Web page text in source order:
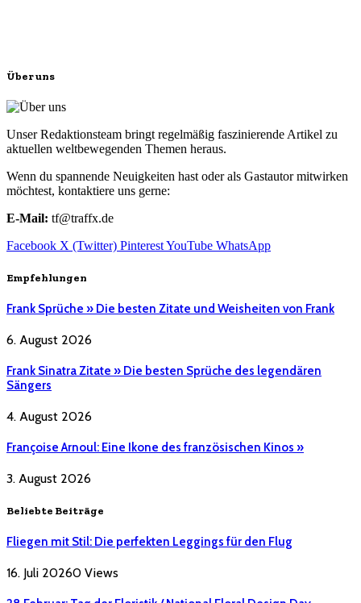
Über uns
Unser Redaktionsteam bringt regelmäßig faszinierende Artikel zu
aktuellen weltbewegenden Themen heraus.
Wenn du spannende Neuigkeiten hast oder als Gastautor mitwirken
möchtest, kontaktiere uns gerne:
E-Mail: tf@traffx.de
Facebook X (Twitter) PinterestYouTube WhatsApp
Empfehlungen
Frank Sprüche » Die besten Zitate und Weisheiten von Frank
6. August 2026
Frank Sinatra Zitate » Die besten Sprüche des legendären
Sängers
4. August 2026
Françoise Arnoul: Eine Ikone des französischen Kinos »
3. August 2026
Beliebte Beiträge
Fliegen mit Stil: Die perfekten Leggings für den Flug
16. Juli 20260 Views